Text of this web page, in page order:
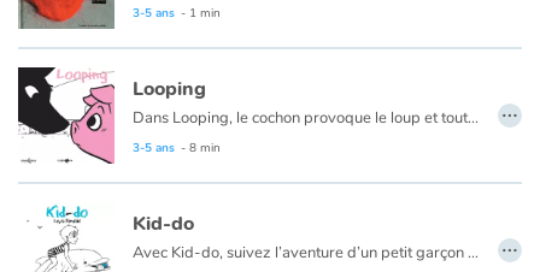
3-5 ans - 1 min
Looping
Dans Looping, le cochon provoque le loup et tout se retrouve sens dessus dessous !
3-5 ans - 8 min
…
Kid-do
Avec Kid-do, suivez l’aventure d’un petit garçon à la plage. …